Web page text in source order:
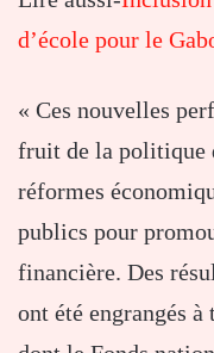
d’école pour le
« Ces nouvelles
fruit de la politique
réformes
publics pour
financière. Des
ont été engrangés